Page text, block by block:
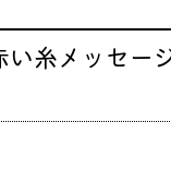
糸メッセー